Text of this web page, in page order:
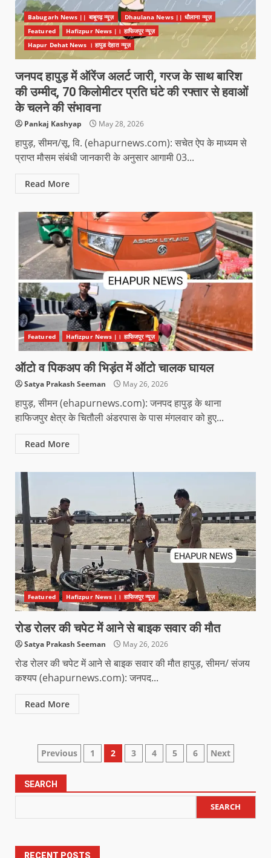
Babugarh News || बाबूगढ़ न्यूज़
Dhaulana News || धौलाना न्यूज़
Featured
Hafizpur News |। हाफिजपुर न्यूज़
Hapur Dehat News । हापुड देहात न्यूज़
जनपद हापुड़ में ऑरेंज अलर्ट जारी, गरज के साथ बारिश
की उम्मीद, 70 किलोमीटर प्रति घंटे की रफ्तार से हवाओं
के चलने की संभावना
Pankaj Kashyap May 28, 2026
हापुड़, सीमन/सू. वि. (ehapurnews.com): सचेत ऐप के माध्यम से
प्राप्त मौसम संबंधी जानकारी के अनुसार आगामी 03...
Read More
Featured Hafizpur News |। हाफिजपुर न्यूज़
ऑटो व पिकअप की भिड़ंत में ऑटो चालक घायल
Satya Prakash Seeman May 26, 2026
हापुड़, सीमन (ehapurnews.com): जनपद हापुड़ के थाना
हाफिजपुर क्षेत्र के चितौली अंडरपास के पास मंगलवार को हुए...
Read More
Featured Hafizpur News |। हाफिजपुर न्यूज़
रोड रोलर की चपेट में आने से बाइक सवार की मौत
Satya Prakash Seeman May 26, 2026
रोड रोलर की चपेट में आने से बाइक सवार की मौत हापुड़, सीमन/ संजय
कश्यप (ehapurnews.com): जनपद...
Read More
Previous 1 2 3 4 5 6 Next
SEARCH
SEARCH
RECENT POSTS